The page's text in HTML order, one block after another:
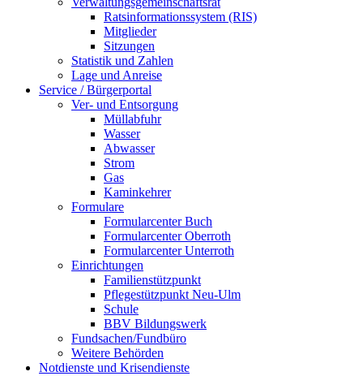
Ratsinformationssystem (RIS)
Mitglieder
Sitzungen
Statistik und Zahlen
Lage und Anreise
Service / Bürgerportal
Ver- und Entsorgung
Müllabfuhr
Wasser
Abwasser
Strom
Gas
Kaminkehrer
Formulare
Formularcenter Buch
Formularcenter Oberroth
Formularcenter Unterroth
Einrichtungen
Familienstützpunkt
Pflegestützpunkt Neu-Ulm
Schule
BBV Bildungswerk
Fundsachen/Fundbüro
Weitere Behörden
Notdienste und Krisendienste